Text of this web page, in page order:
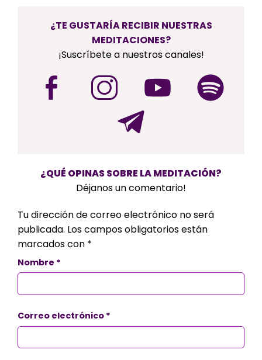
¿TE GUSTARÍA RECIBIR NUESTRAS
MEDITACIONES?
¡Suscríbete a nuestros canales!
¿QUÉ OPINAS SOBRE LA MEDITACIÓN?
Déjanos un comentario!
Tu dirección de correo electrónico no será
publicada. Los campos obligatorios están
marcados con *
Nombre *
Correo electrónico *